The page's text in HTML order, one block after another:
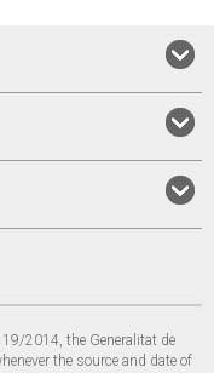
2014, the Generalitat de
the source and date of